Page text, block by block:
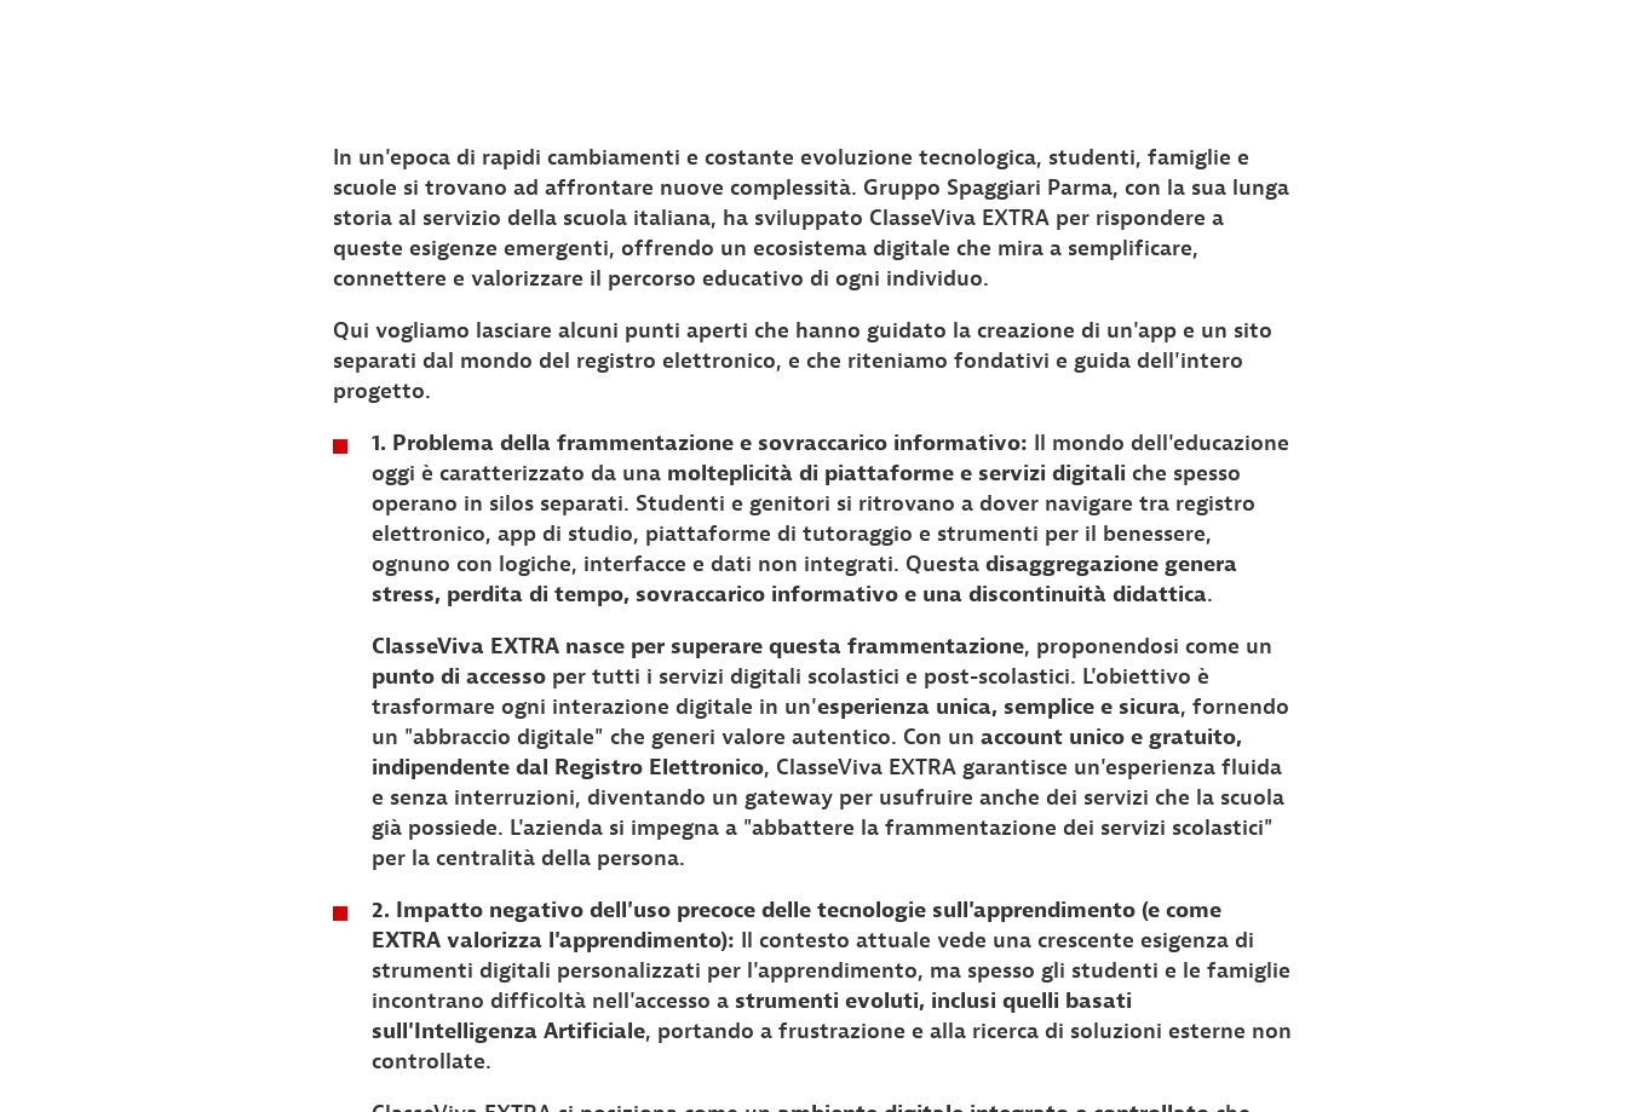
In un'epoca di rapidi cambiamenti e costante evoluzione tecnologica, studenti, famiglie e
scuole si trovano ad affrontare nuove complessità. Gruppo Spaggiari Parma, con la sua lunga
storia al servizio della scuola italiana, ha sviluppato ClasseViva EXTRA per rispondere a
queste esigenze emergenti, offrendo un ecosistema digitale che mira a semplificare,
connettere e valorizzare il percorso educativo di ogni individuo.
Qui vogliamo lasciare alcuni punti aperti che hanno guidato la creazione di un'app e un sito
separati dal mondo del registro elettronico, e che riteniamo fondativi e guida dell'intero
progetto.
1. Problema della frammentazione e sovraccarico informativo: Il mondo dell'educazione
oggi è caratterizzato da una molteplicità di piattaforme e servizi digitali che spesso
operano in silos separati. Studenti e genitori si ritrovano a dover navigare tra registro
elettronico, app di studio, piattaforme di tutoraggio e strumenti per il benessere,
ognuno con logiche, interfacce e dati non integrati. Questa disaggregazione genera
stress, perdita di tempo, sovraccarico informativo e una discontinuità didattica.
ClasseViva EXTRA nasce per superare questa frammentazione, proponendosi come un
punto di accessoper tutti i servizi digitali scolastici e post-scolastici. L'obiettivo è
trasformare ogni interazione digitale in un'esperienza unica, semplice e sicura, fornendo
un "abbraccio digitale" che generi valore autentico. Con un account unico e gratuito,
indipendente dal Registro Elettronico, ClasseViva EXTRA garantisce un'esperienza fluida
e senza interruzioni, diventando un gateway per usufruire anche dei servizi che la scuola
già possiede. L'azienda si impegna a "abbattere la frammentazione dei servizi scolastici"
per la centralità della persona.
2. Impatto negativo dell'uso precoce delle tecnologie sull'apprendimento (e come
EXTRA valorizza l'apprendimento): Il contesto attuale vede una crescente esigenza di
strumenti digitali personalizzati per l'apprendimento, ma spesso gli studenti e le famiglie
incontrano difficoltà nell'accesso a strumenti evoluti, inclusi quelli basati
sull'Intelligenza Artificiale, portando a frustrazione e alla ricerca di soluzioni esterne non
controllate.